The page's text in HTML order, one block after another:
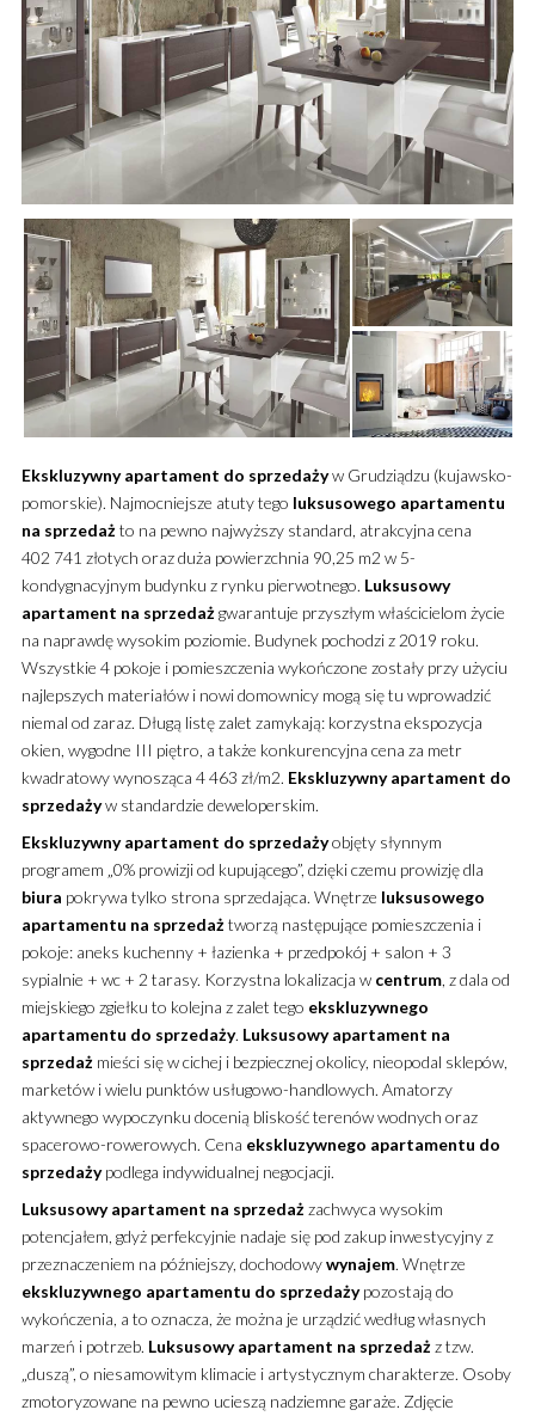
Ekskluzywny apartament do sprzedażyw Grudziądzu (kujawsko-
pomorskie). Najmocniejsze atuty tego luksusowego apartamentu
na sprzedażto na pewno najwyższy standard, atrakcyjna cena
402 741 złotych oraz duża powierzchnia 90,25 m2 w 5-
kondygnacyjnym budynku z rynku pierwotnego. Luksusowy
apartament na sprzedażgwarantuje przyszłym właścicielom życie
na naprawdę wysokim poziomie. Budynek pochodzi z 2019 roku.
Wszystkie 4 pokoje i pomieszczenia wykończone zostały przy użyciu
najlepszych materiałów i nowi domownicy mogą się tu wprowadzić
niemal od zaraz. Długą listę zalet zamykają: korzystna ekspozycja
okien, wygodne III piętro, a także konkurencyjna cena za metr
kwadratowy wynosząca 4 463 zł/m2. Ekskluzywny apartament do
sprzedażyw standardzie deweloperskim.
Ekskluzywny apartament do sprzedażyobjęty słynnym
programem „0% prowizji od kupującego”, dzięki czemu prowizję dla
biura pokrywa tylko strona sprzedająca. Wnętrze luksusowego
apartamentu na sprzedażtworzą następujące pomieszczenia i
pokoje: aneks kuchenny + łazienka + przedpokój + salon + 3
sypialnie + wc + 2 tarasy. Korzystna lokalizacja w centrum, z dala od
miejskiego zgiełku to kolejna z zalet tego ekskluzywnego
apartamentu do sprzedaży. Luksusowy apartament na
sprzedażmieści się w cichej i bezpiecznej okolicy, nieopodal sklepów,
marketów i wielu punktów usługowo-handlowych. Amatorzy
aktywnego wypoczynku docenią bliskość terenów wodnych oraz
spacerowo-rowerowych. Cena ekskluzywnego apartamentu do
sprzedażypodlega indywidualnej negocjacji.
Luksusowy apartament na sprzedażzachwyca wysokim
potencjałem, gdyż perfekcyjnie nadaje się pod zakup inwestycyjny z
przeznaczeniem na późniejszy, dochodowywynajem. Wnętrze
ekskluzywnego apartamentu do sprzedażypozostają do
wykończenia, a to oznacza, że można je urządzić według własnych
marzeń i potrzeb. Luksusowy apartament na sprzedażz tzw.
„duszą”, o niesamowitym klimacie i artystycznym charakterze. Osoby
zmotoryzowane na pewno ucieszą nadziemne garaże. Zdjęcie